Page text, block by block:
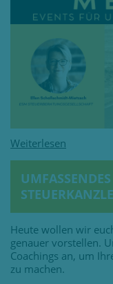
Heute wollen wir
genauer vorstellen.
Coachings an, um
zu machen.